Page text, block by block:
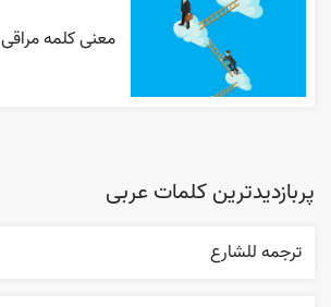
معنی کلمه مراقی
پربازدیدترین کلمات عربی
ترجمه للشارع